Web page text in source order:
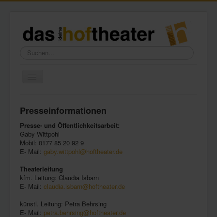
Suchen...
Freundeskreis
Galerie
Presse
Kontakt
Presseinformationen
Presse- und Öffentlichkeitsarbeit:
Gaby Wittpohl
Mobil: 0177 85 20 92 9
E- Mail: gaby.wittpohl@hoftheater.de
Theaterleitung
kfm. Leitung: Claudia Isbarn
E- Mail: claudia.isbarn@hoftheater.de
künstl. Leitung: Petra Behrsing
E- Mail: petra.behrsing@hoftheater.de